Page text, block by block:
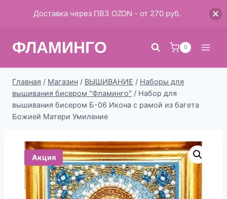
ФЛАМИНГО 0
Главная / Магазин / ВЫШИВАНИЕ / Наборы для
вышивания бисером "Фламинго" / Набор для
вышивания бисером Б-06 Икона с рамой из багета
Божией Матери Умиление
Акция
Доставка через ПВЗ OZON - от 270 руб.